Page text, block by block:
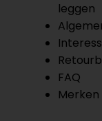
leggen
FAQ
Merken